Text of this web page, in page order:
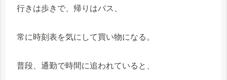
行きは歩きで、帰りはバス、
常に時刻表を気にして買い物になる。
普段、通勤で時間に追われていると、